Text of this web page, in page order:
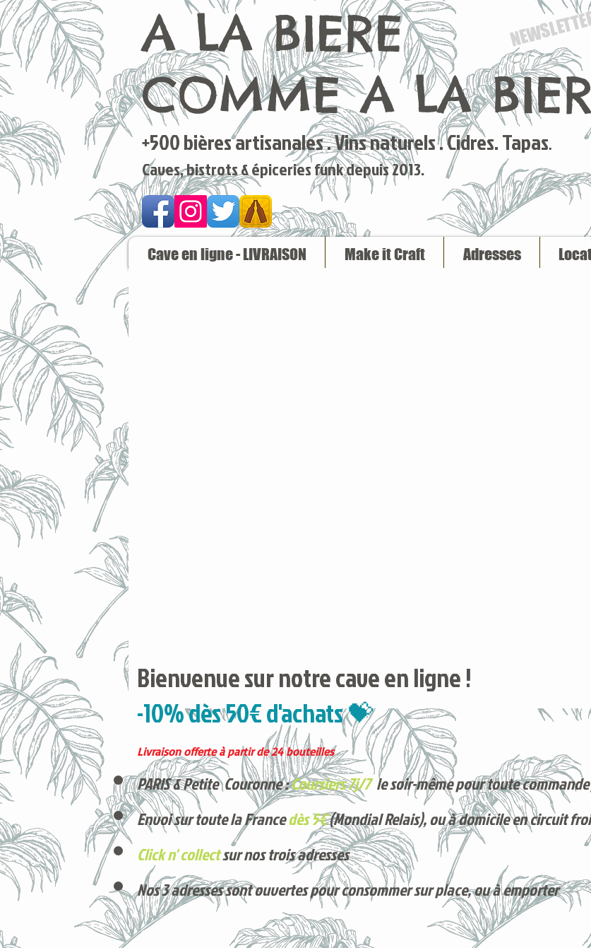
+500 bières artisanales . Vins naturels . Cidres. Tapas.
Caves, bistrots & épiceries funk depuis 2013.
A LA BIERE
COMME A LA
Cave en ligne - LIVRAISON Make it Craft Adresses
Bienvenue sur notre cave en ligne !
-10% dès 50€ d'achats 💝
Livraison offerte à partir de 24 bouteilles
PARIS & Petite Couronne :Coursiers 7j/7le soir-même pour toute
Envoi sur toute la Francedès 5€(Mondial Relais), ou à domicile en circuit
Click n' collectsur nos trois adresses
Nos 3 adresses sont ouvertes pour consommer sur place, ou à emporter
Voici nos derniers arrivages !
Produits phares